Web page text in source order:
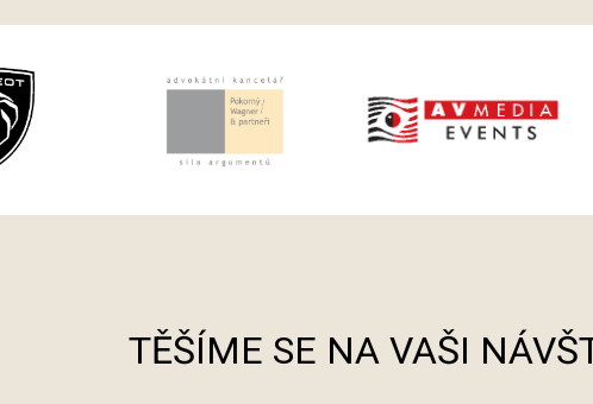
TĚŠÍME SE NA VAŠI